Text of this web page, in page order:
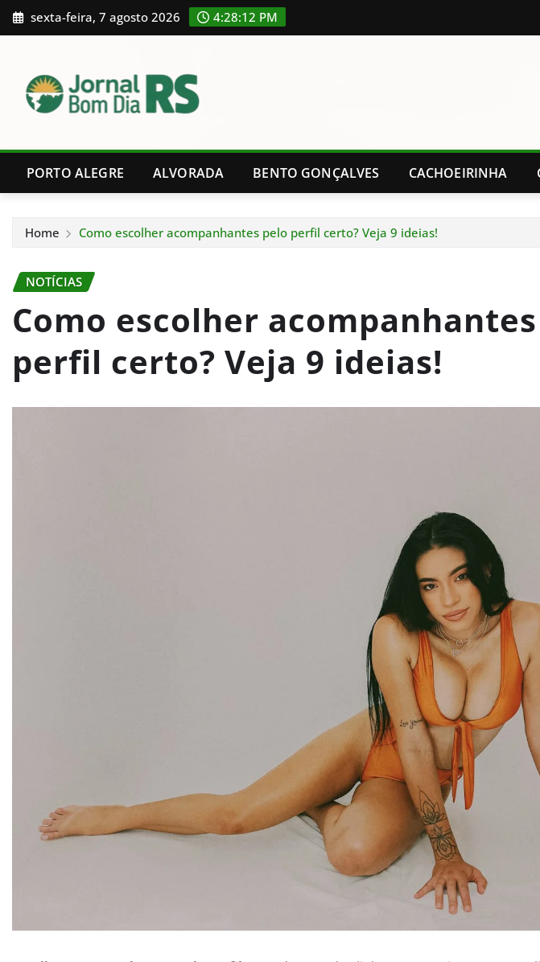
Skip
to
sexta-feira, 7 agosto 2026 4:28:13 PM
PORTO ALEGRE ALVORADA BENTO GONÇALVES CACHOEIRINHA
Home Como escolher acompanhantes pelo perfil certo? Veja 9 ideias!
NOTÍCIAS
Como escolher
perfil certo? Veja 9 ideias!